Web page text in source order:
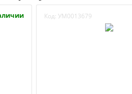
Код: УМ0013679